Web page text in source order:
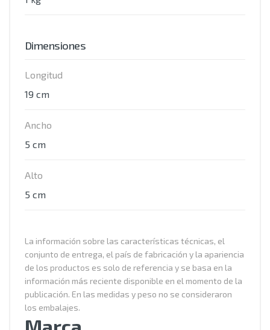
Dimensiones
Longitud
19 cm
Ancho
5 cm
Alto
5 cm
La información sobre las características técnicas, el
conjunto de entrega, el país de fabricación y la apariencia
de los productos es solo de referencia y se basa en la
información más reciente disponible en el momento de la
publicación. En las medidas y peso no se consideraron
los embalajes.